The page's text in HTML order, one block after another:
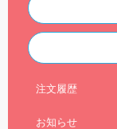
注文履歴
お知らせ